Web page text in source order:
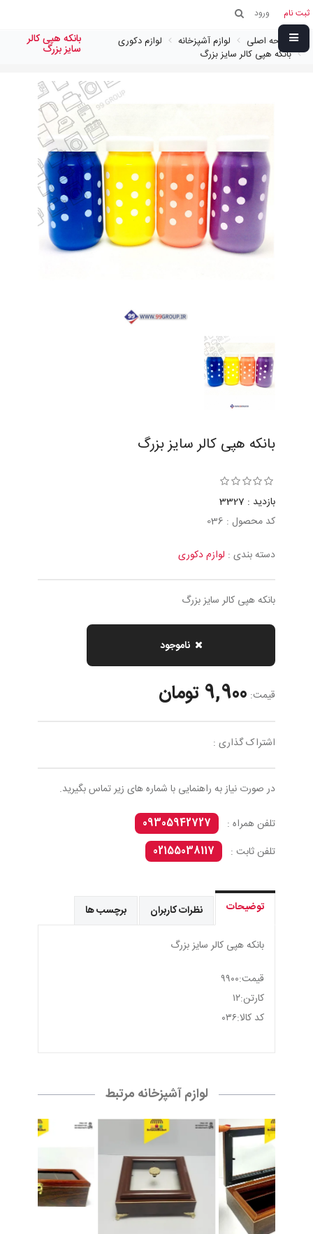
ثبت نام ورود
صفحه اصلی لوازم آشپزخانه
لوازم دکوری
بانكه هپی كالر سايز بزرگ
بانكه هپی كالر
سايز بزرگ
بانكه هپی كالر سايز بزرگ
بازدید : 3327
کد محصول : 036
دسته بندی : لوازم دکوری
بانكه هپی كالر سايز بزرگ
ناموجود
قیمت: 9,900 تومان
اشتراک گذاری :
در صورت نیاز به راهنمایی با شماره های زیر تماس بگیرید.
تلفن همراه :
09305942727
تلفن ثابت :
02155038117
توضیحات نظرات کاربران برچسب ها
بانكه هپی كالر سايز بزرگ
قيمت:٩٩٠٠
کارتن:١٢
كد كالا:٠٣٦
لوازم آشپزخانه مرتبط